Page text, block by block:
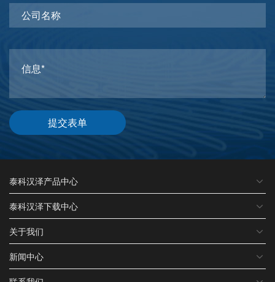
提交表单
泰科汉泽产品中心
泰科汉泽下载中心
关于我们
新闻中心